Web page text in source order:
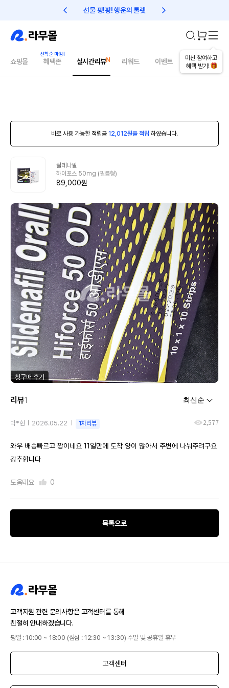
선물 팡!팡! 행운의 룰렛 친구초대 1만원 리워드!
미션 참여하고
혜택 받기!
쇼핑몰 혜택존 실시간리뷰 리워드 이벤트 건강매거진
바로 사용 가능한 적립금 12,012원을 적립 하였습니다.
실데나필
하이포스 50mg (필름형)
89,000원
첫구매 후기
리뷰1
박*현 2026.05.22 1차리뷰 2,577
와우 배송빠르고 짱이네요 11일만에 도착 양이 많아서 주변에 나눠주려구요
강추합니다
도움돼요 0
목록으로
고객지원 관련 문의사항은 고객센터를 통해
친절히 안내하겠습니다.
평일 : 10:00 ~ 18:00 (점심 : 12:30 ~ 13:30) 주말 및 공휴일 휴무
고객센터